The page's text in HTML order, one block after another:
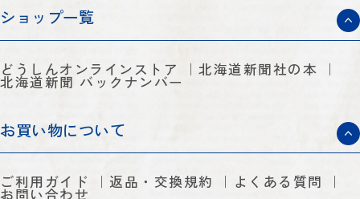
ショップ一覧
どうしんオンラインストア 北海道新聞社の本
北海道新聞 バックナンバー
お買い物について
ご利用ガイド 返品・交換規約 よくある質問
お問い合わせ